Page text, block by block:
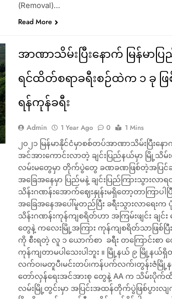
(Removal)…
Read More
အာဏာသိမ်းပြီးနောက် မြန်မာပ
ရင်ထိတ်စရာခရီးစဉ်ထဲက ၁ ခု ဖြ
ရန်ကုန်ခရီး
Admin 1 Year Ago 0
1 Mins
၂၀၂၁ မြန်မာနိုင်ငံမှာစစ်တပ်အာဏာသိမ်းပြီး
အင်အားကောင်းလာတဲ့ ချင်းပြည်နယ်မှာ မြို့သိ
လမ်းမတွေမှာ တိုက်ပွဲတွေ ခဏခဏဖြစ်တဲ့အပ
အခြေအနေမှာ ပြည်မနဲ့ ချင်းပြည်ကြားသွားလ
သိန်းဂဏန်းအောက်ဈေးနှုန်းမရှိတော့တာကြာပါ
အခြေအနေအပေါ်မူတည်ပြီး ခရီးသွားလာရေးက
သိန်းဂဏန်းကုန်ကျစရိတ်ဟာ အကြမ်းဖျင်း ချင်း
တွေနဲ့ ကလေးမြို့အကြား ကုန်ကျစရိတ်သာဖြစ်ပ
ကို စီးရတဲ့ လူ ၁ ယောက်စာ ခရီး တကြောင်းစာ လ
ကုန်ကျတာမပါသေးပါဘူး ။ မြို့နယ် ၉ မြို့နယ်
လက်ဝ၊မတူပီ၊မင်းတပ်၊ကန်ပက်လက်၊တွန်းဇံမ
တော်လှန်ရေးအင်အားစု တွေနဲ့ AA က သိမ်းပိုက်ထိ
လမ်းမြို့တွင်းမှာ အပြင်းအထန်တိုက်ပွဲဖြစ်ပွားလ